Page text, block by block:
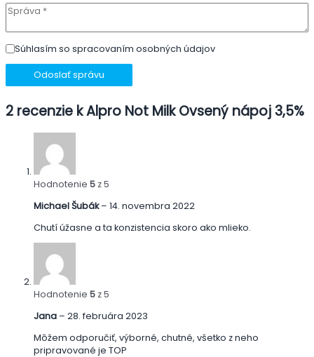
Súhlasím so spracovaním osobných údajov
Odoslať správu
2 recenzie kAlpro Not Milk Ovsený nápoj 3,5%
Hodnotenie 5 z 5
Michael Šubák– 14. novembra 2022
Chutí úžasne a ta konzistencia skoro ako mlieko.
Hodnotenie 5 z 5
Jana – 28. februára 2023
Môžem odporučiť, výborné, chutné, všetko z neho
pripravované je TOP